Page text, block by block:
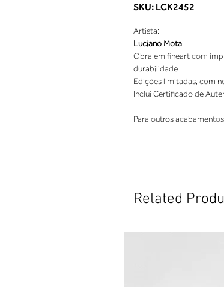
SKU: LCK2452
Artista:
Luciano Mota
Obra em fineart com
durabilidade
Edições limitadas, com
Inclui Certificado de
Para outros
Related